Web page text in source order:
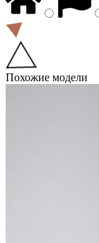
Похожие модели